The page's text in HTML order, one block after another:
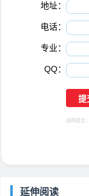
地址：
电话：
专业：
QQ：
选择提交
延伸阅读